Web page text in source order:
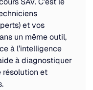
et vos
un même outil,
à l’intelligence
à diagnostiquer
et